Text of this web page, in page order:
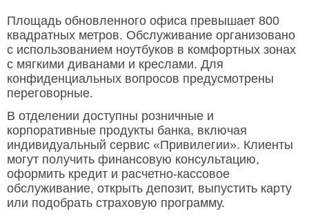
Площадь обновленного офиса превышает 800
квадратных метров. Обслуживание организовано
с использованием ноутбуков в комфортных зонах
с мягкими диванами и креслами. Для
конфиденциальных вопросов предусмотрены
переговорные.
В отделении доступны розничные и
корпоративные продукты банка, включая
индивидуальный сервис «Привилегии». Клиенты
могут получить финансовую консультацию,
оформить кредит и расчетно-кассовое
обслуживание, открыть депозит, выпустить карту
или подобрать страховую программу.